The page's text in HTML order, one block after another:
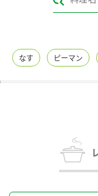
レシピカテゴリ一覧
レシピ名特集
商品カテゴリ
酢
なす ピーマン